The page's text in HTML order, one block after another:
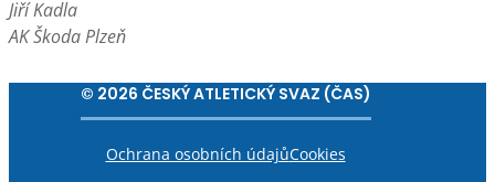
Jiří Kadla
AK Škoda Plzeň
© 2026 ČESKÝ ATLETICKÝ SVAZ (ČAS)
Ochrana osobních údajůCookies